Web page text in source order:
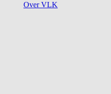
Over VLK